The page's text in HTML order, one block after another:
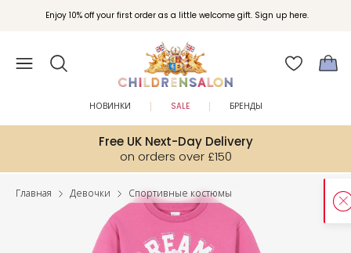
Enjoy 10% off your first order as a little welcome gift. Sign up here.
Free UK Next-Day Delivery
on orders over £150
НОВИНКИ SALE БРЕНДЫ
Главная Девочки Спортивные костюмы